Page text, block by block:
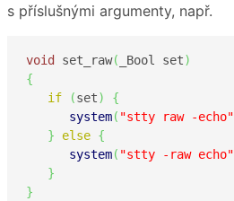
s příslušnými argumenty, např.
void set_raw( _Bool set)
{
if
(set)
{
system( "stty raw -echo"
}
else {
system( "stty -raw echo"
}
}